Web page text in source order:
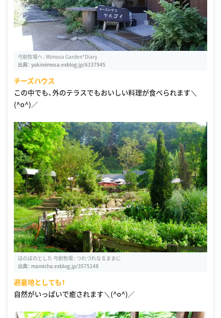
弓削牧場へ : Mimosa Garden*Diary
出典： yukimimosa.exblog.jp/6337945
チーズハウス
この中でも、外のテラスでもおいしい料理が食べられます＼
(^o^)／
ほのぼのとした 弓削牧場 : つれづれなるままに
出典： mamicha.exblog.jp/3575148
避暑地としても！
自然がいっぱいで癒されます＼(^o^)／